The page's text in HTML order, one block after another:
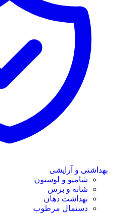
بهداشتی و آرایشی
شامپو و لوسیون
شانه و برس
بهداشت دهان
دستمال مرطوب